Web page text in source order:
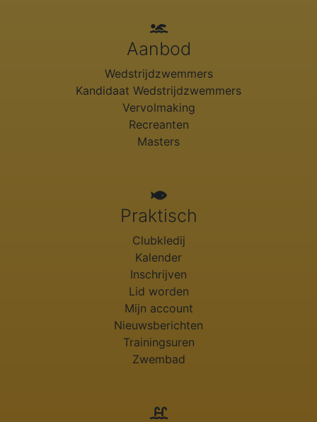
Aanbod
Wedstrijdzwemmers
Kandidaat Wedstrijdzwemmers
Vervolmaking
Recreanten
Masters
Praktisch
Clubkledij
Kalender
Inschrijven
Lid worden
Mijn account
Nieuwsberichten
Trainingsuren
Zwembad